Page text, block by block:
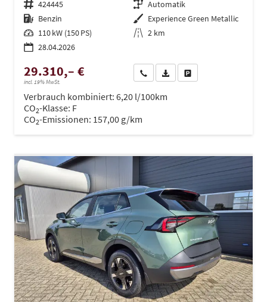
Fahrzeugnr. 424445 Getriebe Automatik
Kraftstoff Benzin Außenfarbe Experience Green Metallic
Leistung 110 kW (150 PS) Kilometerstand 2 km
28.04.2026
29.310,– €
incl. 19% MwSt.
Wir rufen Sie anPDF-Datei, Fahrzeugexposé
Verbrauch kombiniert: 6,20 l/100km
CO2-Klasse: F
CO2-Emissionen: 157,00 g/km